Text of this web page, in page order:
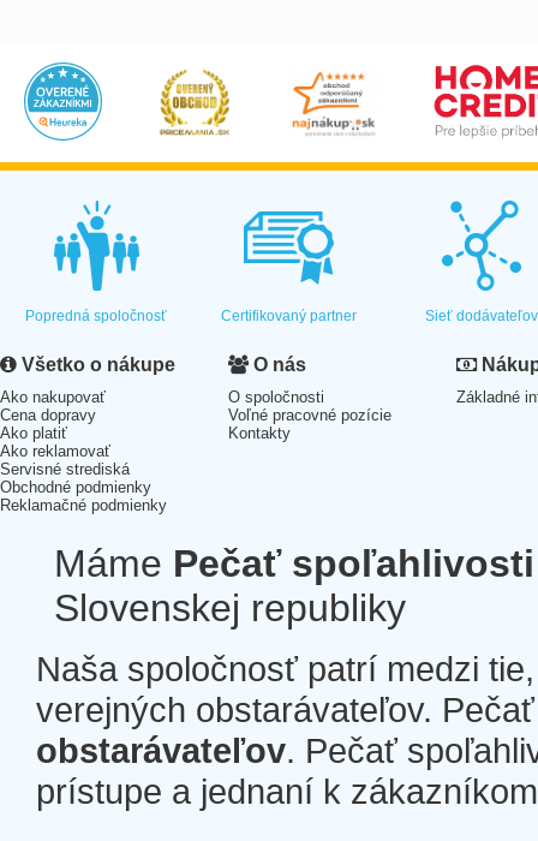
Popredná spoločnosť Certifikovaný partner Sieť dodávateľov
Všetko o nákupe
Ako nakupovať
Cena dopravy
Ako platiť
Ako reklamovať
Servisné strediská
Obchodné podmienky
Reklamačné podmienky
O nás
O spoločnosti
Voľné pracovné pozície
Kontakty
Základné
Máme Pečať spoľahlivosti
Slovenskej republiky
Naša spoločnosť patrí medzi
verejných obstarávateľov.
obstarávateľov. Pečať
prístupe a jednaní k